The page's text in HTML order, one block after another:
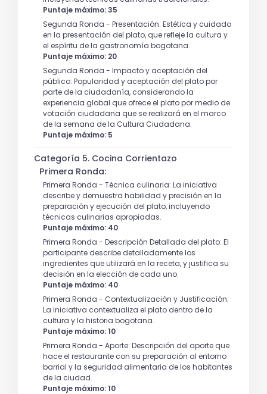
Puntaje máximo: 35
Segunda Ronda - Presentación: Estética y cuidado
en la presentación del plato, que refleje la cultura y
el espíritu de la gastronomía bogotana.
Puntaje máximo: 20
Segunda Ronda - Impacto y aceptación del
público: Popularidad y aceptación del plato por
parte de la ciudadanía, considerando la
experiencia global que ofrece el plato por medio de
votación ciudadana que se realizará en el marco
de la semana de la Cultura Ciudadana.
Puntaje máximo: 5
Categoría 5. Cocina Corrientazo
Primera Ronda:
Primera Ronda - Técnica culinaria: La iniciativa
describe y demuestra habilidad y precisión en la
preparación y ejecución del plato, incluyendo
técnicas culinarias apropiadas.
Puntaje máximo: 40
Primera Ronda - Descripción Detallada del plato: El
participante describe detalladamente los
ingredientes que utilizará en la receta, y justifica su
decisión en la elección de cada uno.
Puntaje máximo: 40
Primera Ronda - Contextualización y Justificación:
La iniciativa contextualiza el plato dentro de la
cultura y la historia bogotana.
Puntaje máximo: 10
Primera Ronda - Aporte: Descripción del aporte que
hace el restaurante con su preparación al entorno
barrial y la seguridad alimentaria de los habitantes
de la ciudad.
Puntaje máximo: 10